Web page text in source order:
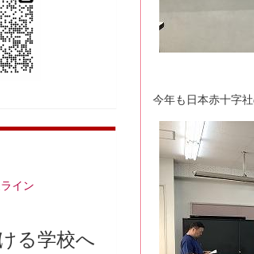
今年も日本赤十字
イン
る学校へ